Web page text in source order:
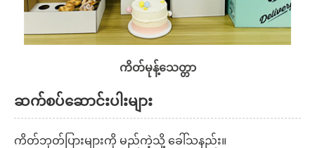
ကိတ်မုန့်သေတ္တာ
ဆက်စပ်ဆောင်းပါးများ
ကိတ်ဘုတ်ပြားများကို မည်ကဲ့သို့ ခေါ်သနည်း။